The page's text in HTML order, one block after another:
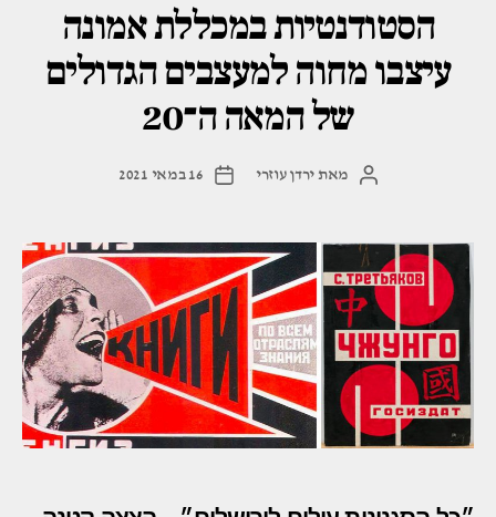
הסטודנטיות במכללת אמונה
עיצבו מחוה למעצבים הגדולים
של המאה ה־20
המחבר
מאת ירדן עוזרי
תאריך
16 במאי 2021